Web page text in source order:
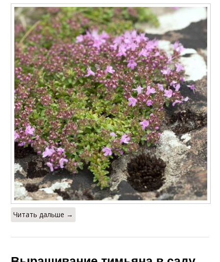
Читать дальше →